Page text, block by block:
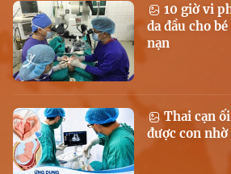
10 giờ vi
da đầu cho
nạn
Thai cạn
được con